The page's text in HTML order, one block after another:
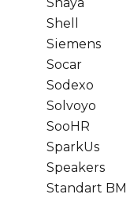
Shell
Siemens
Socar
Sodexo
Solvoyo
SooHR
SparkUs
Speakers
Standart BM